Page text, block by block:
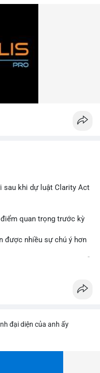
sau khi dự luật Clarity Act
quan trọng trước kỳ
được nhiều sự chú ý hơn
đại diện của anh ấy